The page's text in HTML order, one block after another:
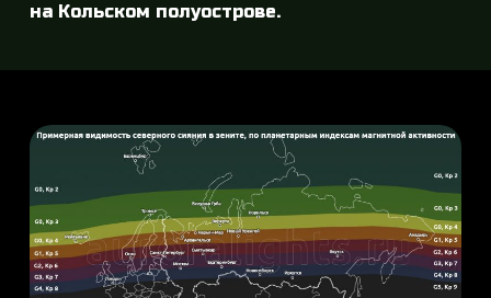
на Кольском полуострове.